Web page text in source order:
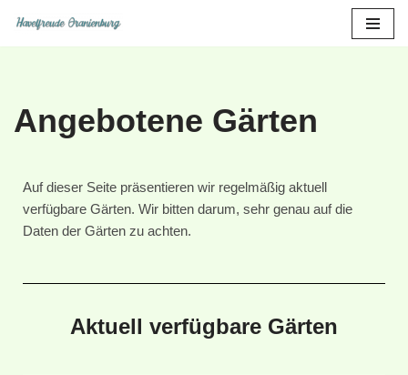
Zum
Angebotene Gärten
Auf dieser Seite präsentieren wir regelmäßig aktuell
verfügbare Gärten. Wir bitten darum, sehr genau auf die
Daten der Gärten zu achten.
Aktuell verfügbare Gärten